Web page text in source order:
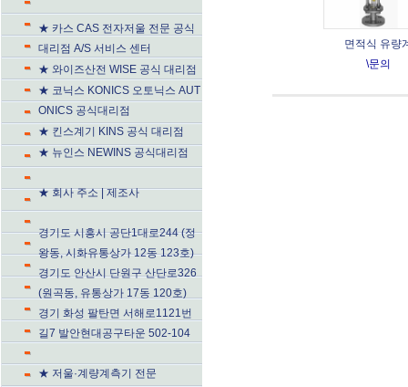
★ 카스 CAS 전자저울 전문 공식
대리점 A/S 서비스 센터
★ 와이즈산전 WISE 공식 대리점
★ 코닉스 KONICS 오토닉스 AUT
ONICS 공식대리점
★ 킨스계기 KINS 공식 대리점
★ 뉴인스 NEWINS 공식대리점
★ 회사 주소 | 제조사
경기도 시흥시 공단1대로244 (정
왕동, 시화유통상가 12동 123호)
경기도 안산시 단원구 산단로326
(원곡동, 유통상가 17동 120호)
경기 화성 팔탄면 서해로1121번
길7 발안현대공구타운 502-104
★ 저울·계량계측기 전문
면적식 유량
\문의